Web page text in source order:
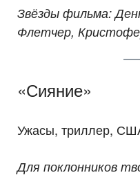
Звёзды фильма:
Флетчер,
«Сияние»
Ужасы, триллер,
Для поклонников